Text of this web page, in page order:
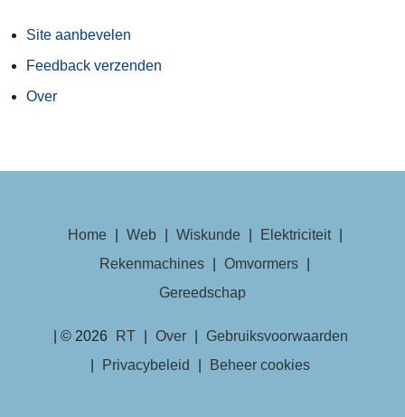
Site aanbevelen
Feedback verzenden
Over
Home Web Wiskunde Elektriciteit
Rekenmachines
Omvormers
Gereedschap
| © 2026 RT Over
Gebruiksvoorwaarden
Privacybeleid Beheer cookies